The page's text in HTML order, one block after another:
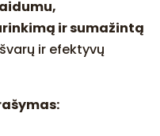
ir sumažintą
ir efektyvų